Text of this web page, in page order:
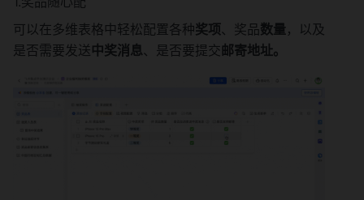
可以在多维表格中轻松配置各种奖项、奖品数量，以及
是否需要发送中奖消息、是否要提交邮寄地址。